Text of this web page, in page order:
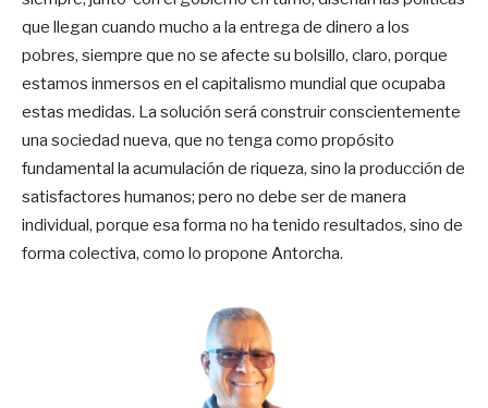
que llegan cuando mucho a la entrega de dinero a los
pobres, siempre que no se afecte su bolsillo, claro, porque
estamos inmersos en el capitalismo mundial que ocupaba
estas medidas. La solución será construir conscientemente
una sociedad nueva, que no tenga como propósito
fundamental la acumulación de riqueza, sino la producción de
satisfactores humanos; pero no debe ser de manera
individual, porque esa forma no ha tenido resultados, sino de
forma colectiva, como lo propone Antorcha.